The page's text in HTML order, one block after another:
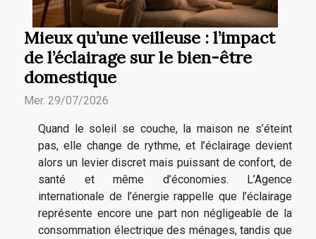
Mieux qu’une veilleuse : l’impact
de l’éclairage sur le bien-être
domestique
Mer. 29/07/2026
Quand le soleil se couche, la maison ne s’éteint
pas, elle change de rythme, et l’éclairage devient
alors un levier discret mais puissant de confort, de
santé et même d’économies. L’Agence
internationale de l’énergie rappelle que l’éclairage
représente encore une part non négligeable de la
consommation électrique des ménages, tandis que